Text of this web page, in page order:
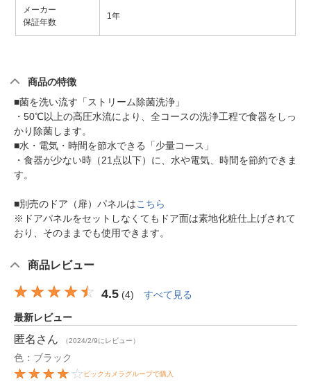
メーカー
保証年数
1年
商品の特徴
■菌を洗い流す「ストリーム除菌洗浄」
・50℃以上の高圧水流により、全コースの洗浄工程で食器をしっ
かり除菌します。
■水・電気・時間を節水できる「少量コース」
・食器が少ない時（21点以下）に、水や電気、時間を節約できま
す。
■別売のドア（扉）パネルはこちら
※ドアパネルをセットしなくてもドア面は素地化粧仕上げされて
おり、そのままでも使用できます。
商品レビュー
4.5 (4) すべて見る
最新レビュー
匿名 さん （2024/2/9にレビュー）
色：ブラック
ビックカメラグループで購入